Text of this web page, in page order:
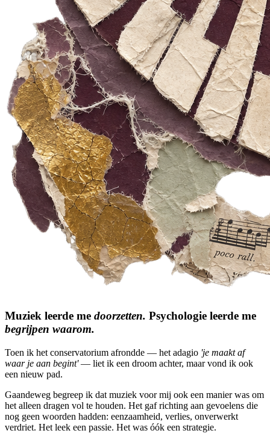
Muziek leerde me doorzetten. Psychologie leerde me
begrijpen waarom.
Toen ik het conservatorium afrondde — het adagio 'je maakt af
waar je aan begint'— liet ik een droom achter, maar vond ik ook
een nieuw pad.
Gaandeweg begreep ik dat muziek voor mij ook een manier was om
het alleen dragen vol te houden. Het gaf richting aan gevoelens die
nog geen woorden hadden: eenzaamheid, verlies, onverwerkt
verdriet. Het leek een passie. Het was óók een strategie.